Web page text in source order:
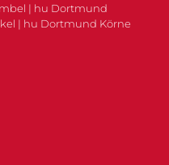
| hu Dortmund
| hu Dortmund Körne